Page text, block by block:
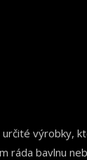
výrobky,
ráda bavlnu